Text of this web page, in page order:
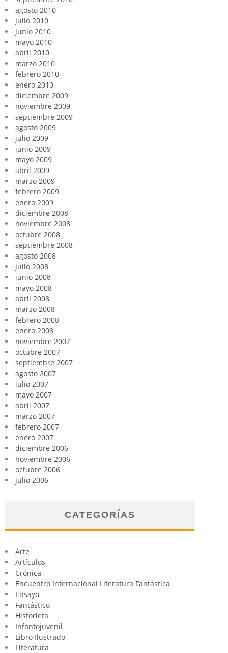
agosto 2010
julio 2010
junio 2010
mayo 2010
abril 2010
marzo 2010
febrero 2010
enero 2010
diciembre 2009
noviembre 2009
septiembre 2009
agosto 2009
julio 2009
junio 2009
mayo 2009
abril 2009
marzo 2009
febrero 2009
enero 2009
diciembre 2008
noviembre 2008
octubre 2008
septiembre 2008
agosto 2008
julio 2008
junio 2008
mayo 2008
abril 2008
marzo 2008
febrero 2008
enero 2008
noviembre 2007
octubre 2007
septiembre 2007
agosto 2007
julio 2007
mayo 2007
abril 2007
marzo 2007
febrero 2007
enero 2007
diciembre 2006
noviembre 2006
octubre 2006
julio 2006
CATEGORÍAS
Arte
Artículos
Crónica
Encuentro Internacional Literatura Fantástica
Ensayo
Fantástico
Historieta
Infantojuvenil
Libro Ilustrado
Literatura